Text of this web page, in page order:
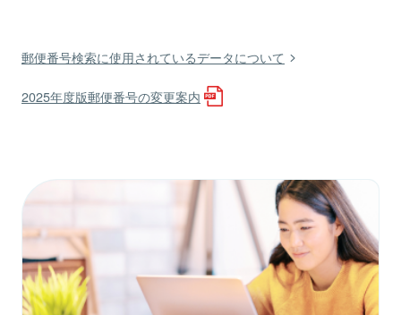
郵便番号検索に使用されているデータについて
2025年度版郵便番号の変更案内